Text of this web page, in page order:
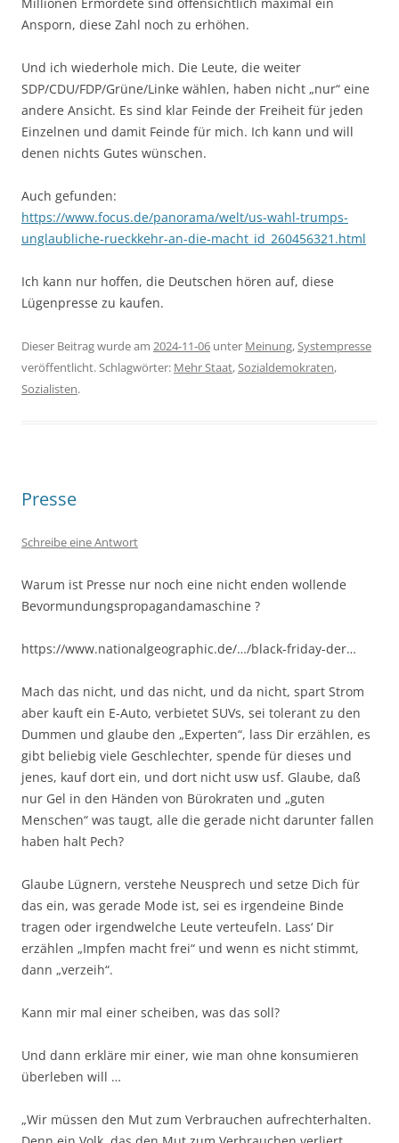
Millionen Ermordete sind offensichtlich maximal ein
Ansporn, diese Zahl noch zu erhöhen.
Und ich wiederhole mich. Die Leute, die weiter
SDP/CDU/FDP/Grüne/Linke wählen, haben nicht „nur“ eine
andere Ansicht. Es sind klar Feinde der Freiheit für jeden
Einzelnen und damit Feinde für mich. Ich kann und will
denen nichts Gutes wünschen.
Auch gefunden:
https://www.focus.de/panorama/welt/us-wahl-trumps-
unglaubliche-rueckkehr-an-die-macht_id_260456321.html
Ich kann nur hoffen, die Deutschen hören auf, diese
Lügenpresse zu kaufen.
Dieser Beitrag wurde am 2024-11-06 unter Meinung,Systempresse
veröffentlicht. Schlagwörter: Mehr Staat,Sozialdemokraten,
Sozialisten.
Presse
Schreibe eine Antwort
Warum ist Presse nur noch eine nicht enden wollende
Bevormundungspropagandamaschine ?
https://www.nationalgeographic.de/…/black-friday-der…
Mach das nicht, und das nicht, und da nicht, spart Strom
aber kauft ein E-Auto, verbietet SUVs, sei tolerant zu den
Dummen und glaube den „Experten“, lass Dir erzählen, es
gibt beliebig viele Geschlechter, spende für dieses und
jenes, kauf dort ein, und dort nicht usw usf. Glaube, daß
nur Gel in den Händen von Bürokraten und „guten
Menschen“ was taugt, alle die gerade nicht darunter fallen
haben halt Pech?
Glaube Lügnern, verstehe Neusprech und setze Dich für
das ein, was gerade Mode ist, sei es irgendeine Binde
tragen oder irgendwelche Leute verteufeln. Lass‘ Dir
erzählen „Impfen macht frei“ und wenn es nicht stimmt,
dann „verzeih“.
Kann mir mal einer scheiben, was das soll?
Und dann erkläre mir einer, wie man ohne konsumieren
überleben will …
„Wir müssen den Mut zum Verbrauchen aufrechterhalten.